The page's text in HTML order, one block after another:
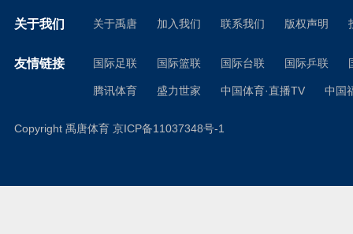
关于我们 关于禹唐 加入我们 联系我们 版权声明
友情链接 国际足联 国际篮联 国际台联 国际乒联
腾讯体育 盛力世家 中国体育·直播TV 中国
Copyright 禹唐体育 京ICP备11037348号-1